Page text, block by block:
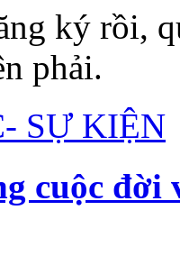
ký rồi,
phải.
SỰ KIỆN
cuộc đời